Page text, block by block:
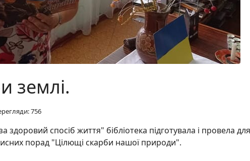
землі.
756
здоровий спосіб життя" бібліотека підготувала і провела
порад "Цілющі скарби нашої природи".